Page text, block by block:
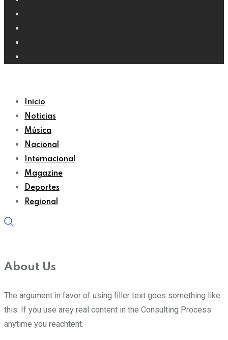
Inicio
Noticias
Música
Nacional
Internacional
Magazine
Deportes
Regional
About Us
The argument in favor of using filler text goes something like
this: If you use arey real content in the Consulting Process
anytime you reachtent.